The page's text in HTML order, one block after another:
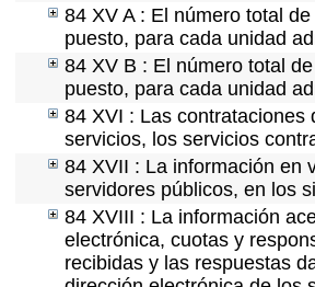
84 XV A : El número total
puesto, para cada unidad
84 XV B : El número total
puesto, para cada unidad
84 XVI : Las contrataciones
servicios, los servicios
84 XVII : La información en
servidores públicos, en los
84 XVIII : La información
electrónica, cuotas y
recibidas y las respuestas